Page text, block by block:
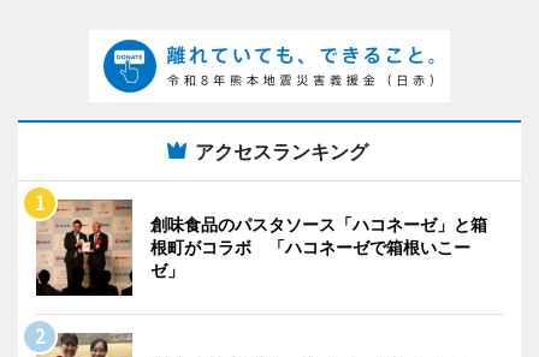
アクセスランキング
創味食品のパスタソース「ハコネーゼ」と箱
根町がコラボ 「ハコネーゼで箱根いこー
ゼ」